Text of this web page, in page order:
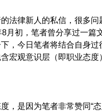
法律新人的私信，很多
月初，笔者曾分享过一篇
，今日笔者将结合自身
宏观意识层（即职业态
，是因为笔者非常赞同“